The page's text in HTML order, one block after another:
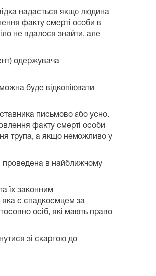
надається якщо людина
факту смерті особи в
не вдалося знайти, але
одержувача
буде відкопіювати
письмово або усно.
факту смерті особи
трупа, а якщо неможливо у
проведена в найближчому
їх законним
яка є спадкоємцем за
осіб, які мають право
зі скаргою до